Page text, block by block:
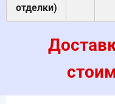
отделки)